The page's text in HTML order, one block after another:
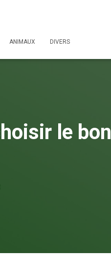
ANIMAUX DIVERS
le bon